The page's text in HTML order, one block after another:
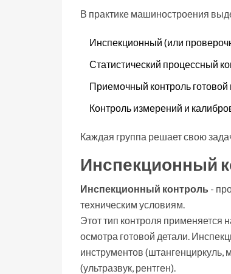
В практике машиностроения
Инспекционный (или
Статистический процессный
Приемочный контроль готовой
Контроль измерений и
Каждая группа решает свою
Инспекционный
Инспекционный контроль -
техническим условиям.
Этот тип контроля применяется
осмотра готовой детали.
инструментов
(ультразвук, рентген).